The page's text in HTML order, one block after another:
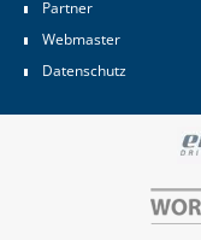
Partner
Webmaster
Datenschutz